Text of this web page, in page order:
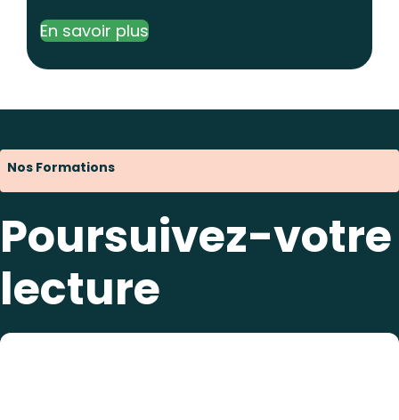
En savoir plus
Nos Formations
Poursuivez-votre
lecture